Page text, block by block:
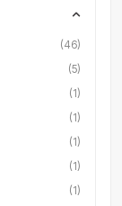
(46)
(5)
(1)
(1)
(1)
(1)
(1)